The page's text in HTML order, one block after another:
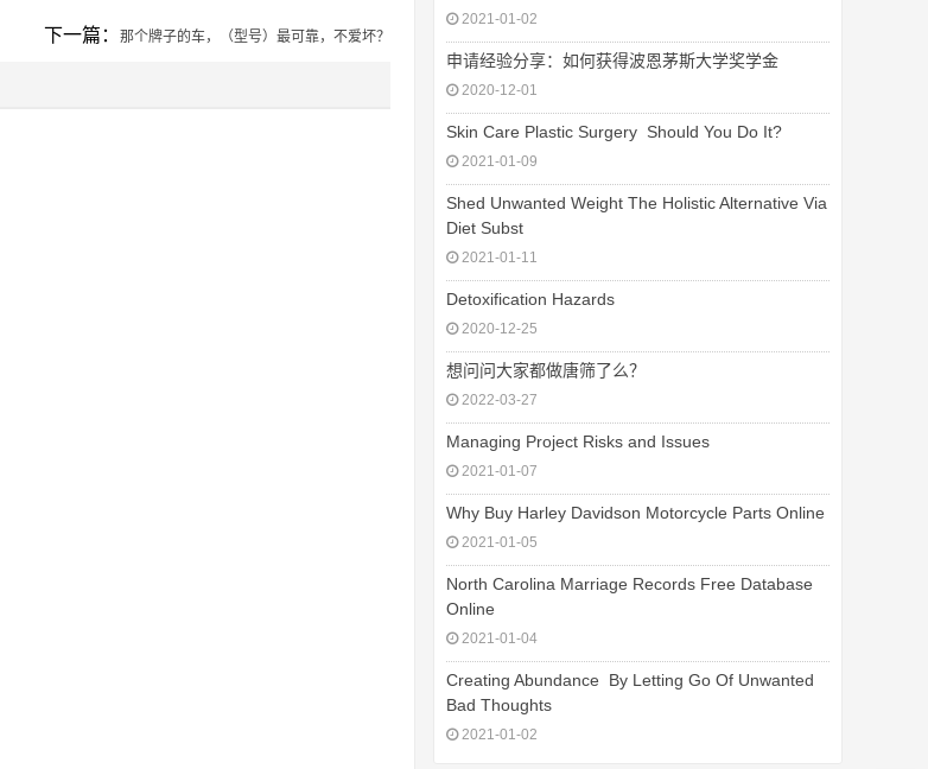
下一篇： 那个牌子的车，（型号）最可靠，不爱坏？
2021-01-02
申请经验分享：如何获得波恩茅斯大学奖学金
2020-12-01
Skin Care Plastic Surgery  Should You Do It?
2021-01-09
Shed Unwanted Weight The Holistic Alternative Via
Diet Subst
2021-01-11
Detoxification Hazards
2020-12-25
想问问大家都做唐筛了么？
2022-03-27
Managing Project Risks and Issues
2021-01-07
Why Buy Harley Davidson Motorcycle Parts Online
2021-01-05
North Carolina Marriage Records Free Database
Online
2021-01-04
Creating Abundance  By Letting Go Of Unwanted
Bad Thoughts
2021-01-02